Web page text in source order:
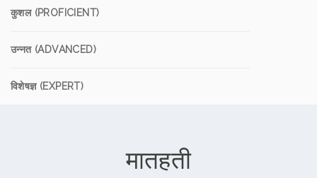
कुशल (PROFICIENT)
उन्नत (ADVANCED)
विशेषज्ञ (EXPERT)
मातहती